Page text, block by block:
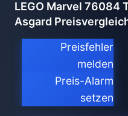
LEGO Marvel 76084
Asgard
Preisfehler
melden
Preis-Alarm
setzen